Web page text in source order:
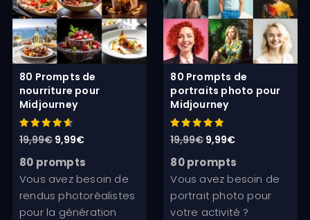
80 Prompts de
nourriture pour
Midjourney
Note
4.67
19,99€ Le
prix
initial
était :
19,99€.
9,99€Le
prix
actuel
est :
9,99€.
80 prompts
Vous avez besoin de
rendus photoréalistes
pour la génération
80 Prompts de
portraits photo pour
Midjourney
Note
5.00
19,99€Le
prix
initial
était :
19,99€.
9,99€Le
prix
actuel
est :
9,99€.
80 prompts
Vous avez besoin de
portrait photo pour
votre activité ?